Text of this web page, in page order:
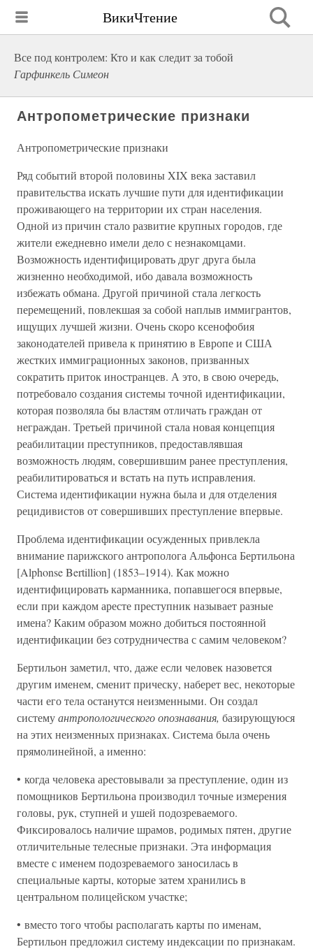
ВикиЧтение
Все под контролем: Кто и как следит за тобой
Гарфинкель Симеон
Антропометрические признаки
Антропометрические признаки
Ряд событий второй половины XIX века заставил
правительства искать лучшие пути для идентификации
проживающего на территории их стран населения.
Одной из причин стало развитие крупных городов, где
жители ежедневно имели дело с незнакомцами.
Возможность идентифицировать друг друга была
жизненно необходимой, ибо давала возможность
избежать обмана. Другой причиной стала легкость
перемещений, повлекшая за собой наплыв иммигрантов,
ищущих лучшей жизни. Очень скоро ксенофобия
законодателей привела к принятию в Европе и США
жестких иммиграционных законов, призванных
сократить приток иностранцев. А это, в свою очередь,
потребовало создания системы точной идентификации,
которая позволяла бы властям отличать граждан от
неграждан. Третьей причиной стала новая концепция
реабилитации преступников, предоставлявшая
возможность людям, совершившим ранее преступления,
реабилитироваться и встать на путь исправления.
Система идентификации нужна была и для отделения
рецидивистов от совершивших преступление впервые.
Проблема идентификации осужденных привлекла
внимание парижского антрополога Альфонса Бертильона
[Alphonse Bertillion] (1853–1914). Как можно
идентифицировать карманника, попавшегося впервые,
если при каждом аресте преступник называет разные
имена? Каким образом можно добиться постоянной
идентификации без сотрудничества с самим человеком?
Бертильон заметил, что, даже если человек назовется
другим именем, сменит прическу, наберет вес, некоторые
части его тела останутся неизменными. Он создал
системуантропологического опознавания, базирующуюся
на этих неизменных признаках. Система была очень
прямолинейной, а именно:
• когда человека арестовывали за преступление, один из
помощников Бертильона производил точные измерения
головы, рук, ступней и ушей подозреваемого.
Фиксировалось наличие шрамов, родимых пятен, другие
отличительные телесные признаки. Эта информация
вместе с именем подозреваемого заносилась в
специальные карты, которые затем хранились в
центральном полицейском участке;
• вместо того чтобы располагать карты по именам,
Бертильон предложил систему индексации по признакам.